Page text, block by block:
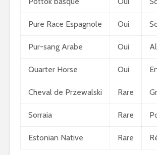
Pure Race Espagnole Oui
Pur-sang Arabe Oui
Quarter Horse Oui
Cheval de Przewalski Rare
Sorraia Rare
Estonian Native Rare